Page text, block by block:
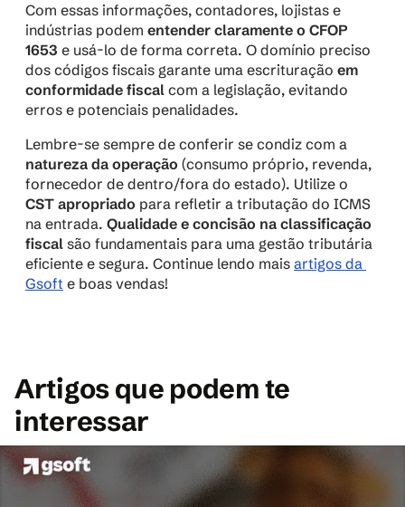
Com essas informações, contadores, lojistas e
indústrias podem entender claramente o CFOP
1653 e usá-lo de forma correta. O domínio preciso
dos códigos fiscais garante uma escrituração em
conformidade fiscal com a legislação, evitando
erros e potenciais penalidades.
natureza da operação (consumo próprio, revenda,
CST apropriado para refletir a tributação do ICMS
na entrada. Qualidade e concisão na classificação
fiscal são fundamentais para uma gestão tributária
eficiente e segura. Continue lendo mais artigos da
Gsoft e boas vendas!
Artigos que podem te
interessar